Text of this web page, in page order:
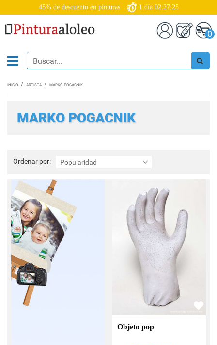
45% de descuento en pinturas 1 día 02:27:25
0
INICIO ARTISTA MARKO POGACNIK
MARKO POGACNIK
Ordenar por: Popularidad
Ordenar
por:
Objeto pop